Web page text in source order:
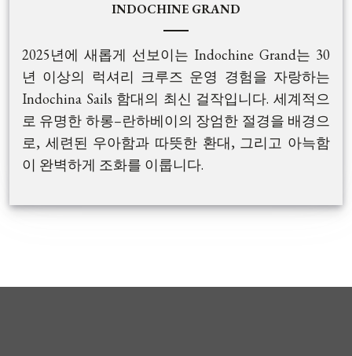
INDOCHINE GRAND
2025년에 새롭게 선보이는 Indochine Grand는 30
년 이상의 럭셔리 크루즈 운영 경험을 자랑하는
Indochina Sails 함대의 최신 걸작입니다. 세계적으
로 유명한 하롱–란하베이의 장엄한 절경을 배경으
로, 세련된 우아함과 따뜻한 환대, 그리고 아늑함
이 완벽하게 조화를 이룹니다.
진 공간으로, 자연 원목 인테리어, 라커 마감, 그리